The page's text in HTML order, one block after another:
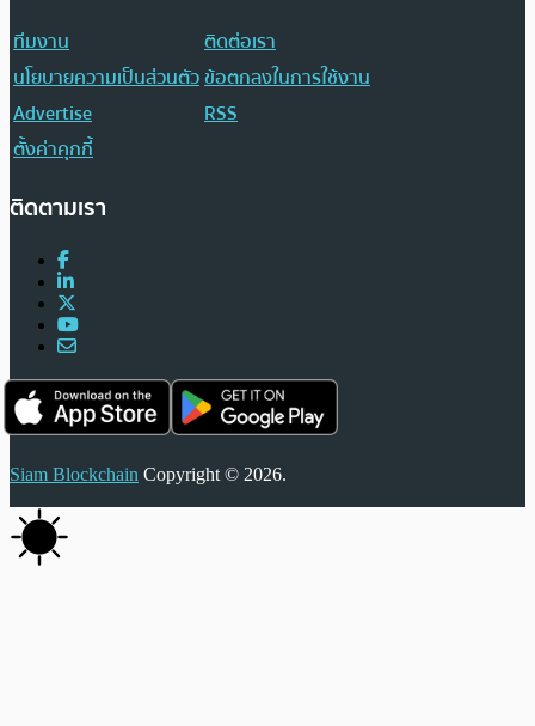
ทีมงาน
ติดต่อเรา
นโยบายความเป็นส่วนตัวข้อตกลงในการใช้งาน
Advertise
RSS
ตั้งค่าคุกกี้
ติดตามเรา
Siam Blockchain Copyright © 2026.